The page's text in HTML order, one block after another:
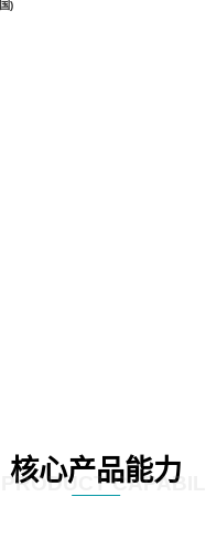
)
核心产品能力
PRODUCT